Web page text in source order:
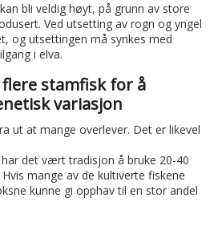
bli veldig høyt, på grunn av store
Ved utsetting av rogn og yngel
og utsettingen må synkes med
i elva.
stamfisk for å
variasjon
ut at mange overlever. Det er likevel
det vært tradisjon å bruke 20-40
mange av de kultiverte fiskene
kunne gi opphav til en stor andel